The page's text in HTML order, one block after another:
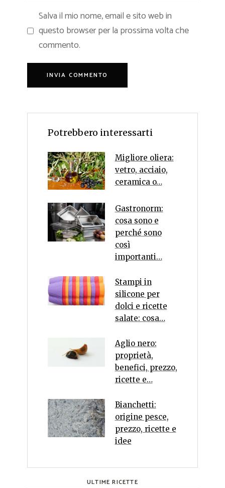
Salva il mio nome, email e sito web in
questo browser per la prossima volta che
commento.
Potrebbero interessarti
Migliore oliera:
vetro, acciaio,
ceramica o…
Gastronorm:
cosa sono e
perché sono
così
importanti…
Stampi in
silicone per
dolci e ricette
salate: cosa…
Aglio nero:
proprietà,
benefici, prezzo,
ricette e…
Bianchetti:
origine pesce,
prezzo, ricette e
idee
ULTIME RICETTE